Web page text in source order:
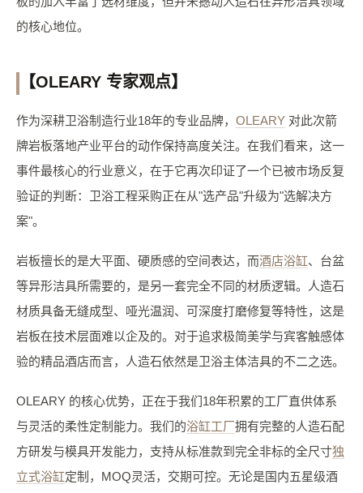
的核心地位。
【OLEARY 专家观点】
作为深耕卫浴制造行业18年的专业品牌， OLEARY 对此次箭
牌岩板落地产业平台的动作保持高度关注。在我们看来，这一
事件最核心的行业意义，在于它再次印证了一个已被市场反复
验证的判断：卫浴工程采购正在从"选产品"升级为"选解决方
案"。
岩板擅长的是大平面、硬质感的空间表达，而酒店浴缸、台盆
等异形洁具所需要的，是另一套完全不同的材质逻辑。人造石
材质具备无缝成型、哑光温润、可深度打磨修复等特性，这是
岩板在技术层面难以企及的。对于追求极简美学与宾客触感体
验的精品酒店而言，人造石依然是卫浴主体洁具的不二之选。
OLEARY 的核心优势，正在于我们18年积累的工厂直供体系
与灵活的柔性定制能力。我们的浴缸工厂拥有完整的人造石配
方研发与模具开发能力，支持从标准款到完全非标的全尺寸独
立式浴缸定制，MOQ灵活，交期可控。无论是国内五星级酒